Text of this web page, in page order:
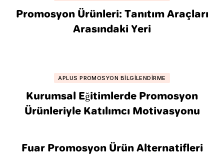
Promosyon Ürünleri: Tanıtım Araçları
Arasındaki Yeri
APLUS PROMOSYON BILGILENDIRME
Kurumsal Eğitimlerde Promosyon
Ürünleriyle Katılımcı Motivasyonu
Fuar Promosyon Ürün Alternatifleri